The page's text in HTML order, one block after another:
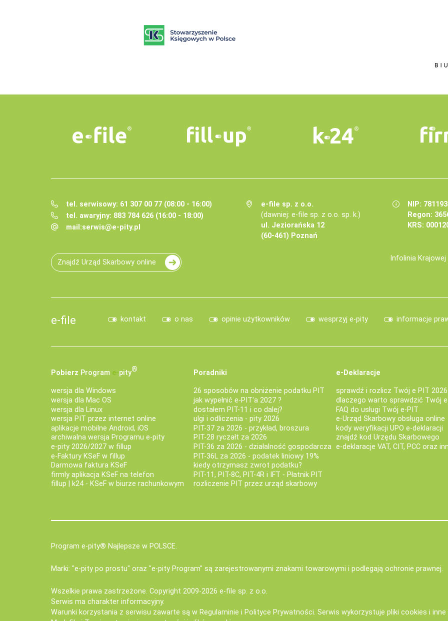
tel. serwisowy: 61 307 00 77 (08:00 - 16:00)
tel. awaryjny: 883 784 626 (16:00 - 18:00)
mail:serwis@e-pity.pl
e-file sp. z o.o.
(dawniej: e-file sp. z o.o. sp. k.)
ul. Jeziorańska 12
(60-461) Poznań
NIP:
Regon:
KRS:
Znajdź Urząd Skarbowy online Infolinia
e-file kontakt o nas opinie użytkowników wesprzyj e-pity informacje
Pobierz Program e‑pity®
wersja dla Windows
wersja dla Mac OS
wersja dla Linux
wersja PIT przez internet online
aplikacje mobilne Android, iOS
archiwalna wersja Programu e-pity
e-pity 2026/2027 w fillup
e‑Faktury KSeF w fillup
Darmowa faktura KSeF
firmly aplikacja KSeF na telefon
fillup | k24 - KSeF w biurze rachunkowym
Poradniki
26 sposobów na obniżenie podatku PIT
jak wypełnić e-PIT'a 2027 ?
dostałem PIT-11 i co dalej?
ulgi i odliczenia - pity 2026
PIT-37 za 2026 - przykład, broszura
PIT-28 ryczałt za 2026
PIT-36 za 2026 - działalność gospodarcza
PIT-36L za 2026 - podatek liniowy 19%
kiedy otrzymasz zwrot podatku?
PIT-11, PIT-8C, PIT-4R i IFT - Płatnik PIT
rozliczenie PIT przez urząd skarbowy
e-Deklaracje
sprawdź i rozlicz Twój e PIT 2026
dlaczego warto sprawdzić Twój
FAQ do usługi Twój e-PIT
e-Urząd Skarbowy obsługa online
kody weryfikacji UPO e-deklaracji
znajdź kod Urzędu Skarbowego
e-deklaracje VAT, CIT, PCC oraz
Program e-pity® Najlepsze w POLSCE.
Marki: "e-pity po prostu" oraz "e-pity Program" są zarejestrowanymi znakami towarowymi i podlegają ochronie prawnej.
Wszelkie prawa zastrzeżone. Copyright 2009-2026 e-file sp. z o.o.
Serwis ma charakter informacyjny.
Warunki korzystania z serwisu zawarte są w Regulaminie i Polityce Prywatności. Serwis wykorzystuje pliki cookies i